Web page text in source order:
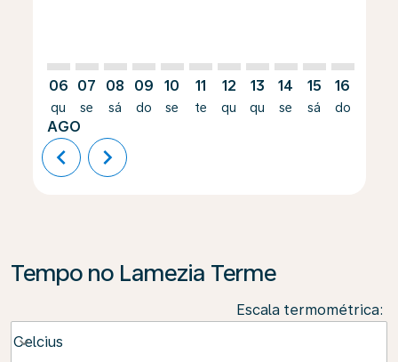
06
qu
AGO
07
se
08
sá
09
do
10
se
11
te
12
qu
13
qu
14
se
15
sá
16
do
chevron_left chevron_right
Tempo no Lamezia Terme
Escala termométrica:
Celcius
keyboard_arrow_down